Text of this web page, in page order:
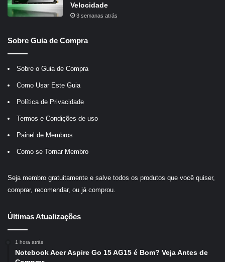
Velocidade
3 semanas atrás
Sobre Guia de Compra
Sobre o Guia de Compra
Como Usar Este Guia
Política de Privacidade
Termos e Condições de uso
Painel de Membros
Como se Tornar Membro
Seja membro gratuitamente e salve todos os produtos que você quiser,
comprar, recomendar, ou já comprou.
Últimas Atualizações
1 hora atrás
Notebook Acer Aspire Go 15 AG15 é Bom? Veja Antes de